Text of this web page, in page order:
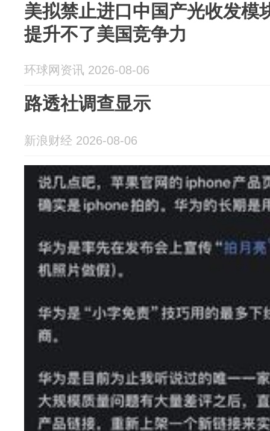
美拟禁止进口中国产光收发模
提升不了美国竞争力
环球网资讯 2026-08-06
路透社调查显示
新浪财经 2026-08-06